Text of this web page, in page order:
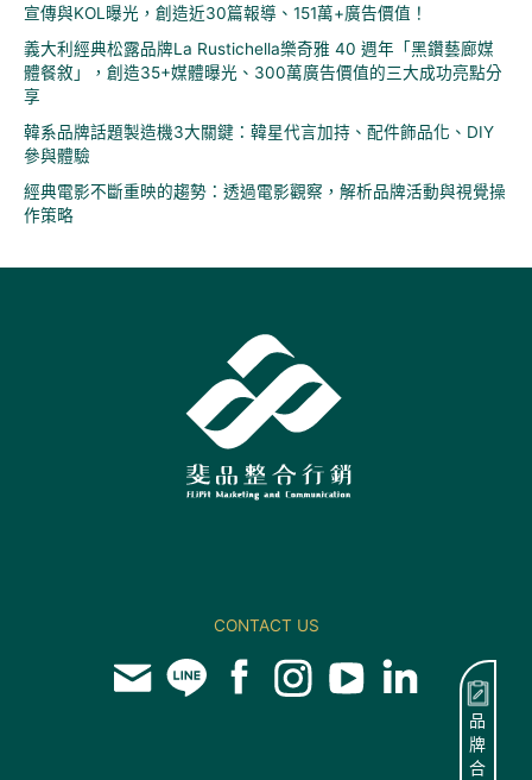
宣傳與KOL曝光，創造近30篇報導、151萬+廣告價值！
義大利經典松露品牌La Rustichella樂奇雅 40 週年「黑鑽藝廊媒
體餐敘」，創造35+媒體曝光、300萬廣告價值的三大成功亮點分
享
韓系品牌話題製造機3大關鍵：韓星代言加持、配件飾品化、DIY
參與體驗
經典電影不斷重映的趨勢：透過電影觀察，解析品牌活動與視覺操
作策略
品
牌
合
CONTACT US